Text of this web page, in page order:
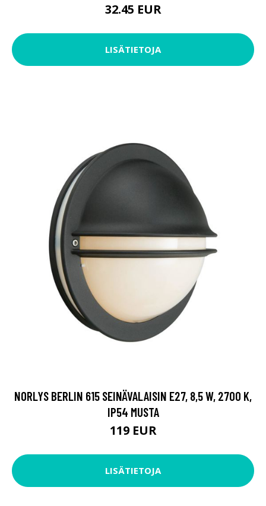
32.45 EUR
LISÄTIETOJA
NORLYS BERLIN 615 SEINÄVALAISIN E27, 8,5 W, 2700 K,
IP54 MUSTA
119 EUR
LISÄTIETOJA